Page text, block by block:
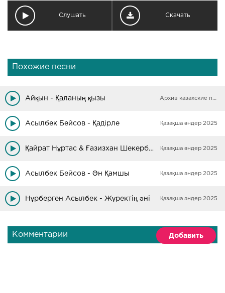
Слушать Скачать
Похожие песни
Айқын - Қаланың қызы Архив казахские песни
Асылбек Бейсов - Қадірле Қазақша әндер 2025
Қайрат Нұртас & Ғазизхан Шекербеков - Қаланың түні Қазақша әндер 2025
Асылбек Бейсов - Ән Қамшы Қазақша әндер 2025
Нұрберген Асылбек - Жүректің әні Қазақша әндер 2025
Комментарии Добавить